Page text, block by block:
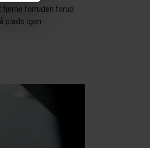
forruden forud
plads igen